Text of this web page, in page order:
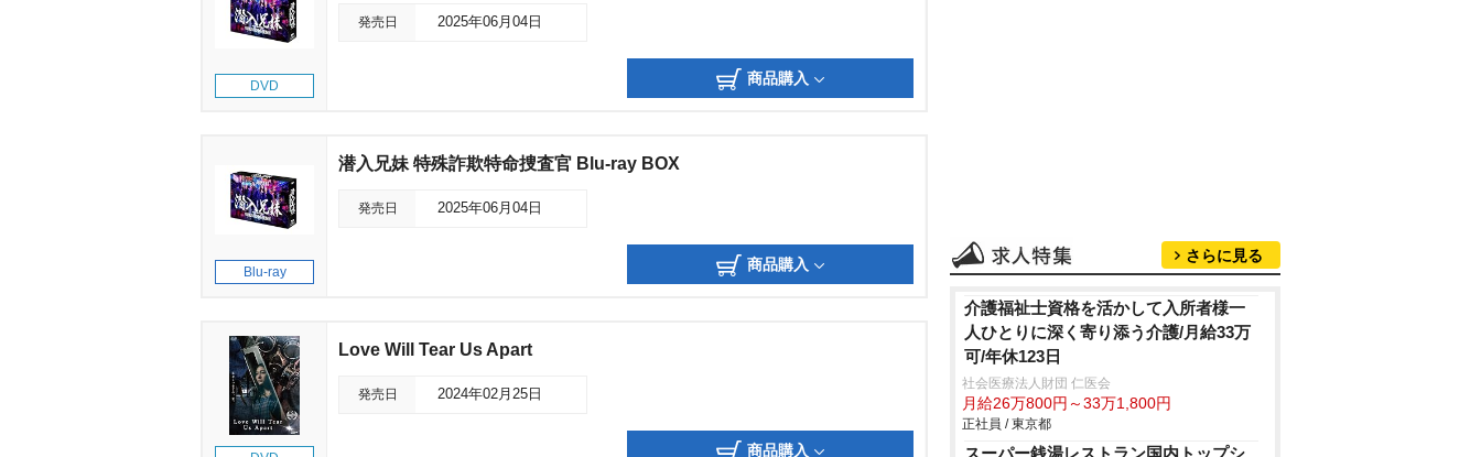
DVD
発売日 2025年06月04日
商品購入
Blu-ray
潜入兄妹 特殊詐欺特命捜査官 Blu-ray BOX
発売日 2025年06月04日
商品購入
Love Will Tear Us Apart
発売日 2024年02月25日
商品購入
さらに見る
介護福祉士資格を活かして入所者様一
人ひとりに深く寄り添う介護/月給33万
可/年休123日
社会医療法人財団 仁医会
月給26万800円～33万1,800円
正社員 / 東京都
スーパー銭湯レストラン国内トップシ